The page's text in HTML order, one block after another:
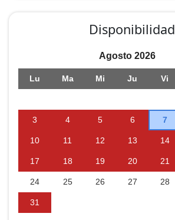
Disponibilidad